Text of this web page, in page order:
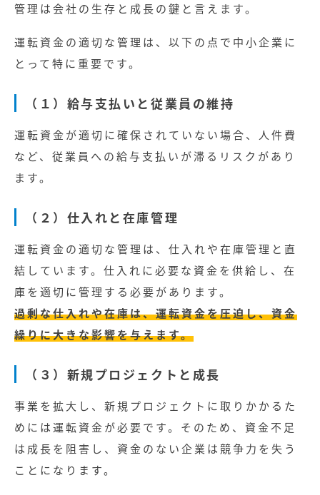
管理は会社の生存と成長の鍵と言えます。
運転資金の適切な管理は、以下の点で中小企業に
とって特に重要です。
（１）給与支払いと従業員の維持
運転資金が適切に確保されていない場合、人件費
など、従業員への給与支払いが滞るリスクがあり
ます。
（２）仕入れと在庫管理
運転資金の適切な管理は、仕入れや在庫管理と直
結しています。仕入れに必要な資金を供給し、在
庫を適切に管理する必要があります。
過剰な仕入れや在庫は、運転資金を圧迫し、資金
繰りに大きな影響を与えます。
（３）新規プロジェクトと成長
事業を拡大し、新規プロジェクトに取りかかるた
めには運転資金が必要です。そのため、資金不足
は成長を阻害し、資金のない企業は競争力を失う
ことになります。